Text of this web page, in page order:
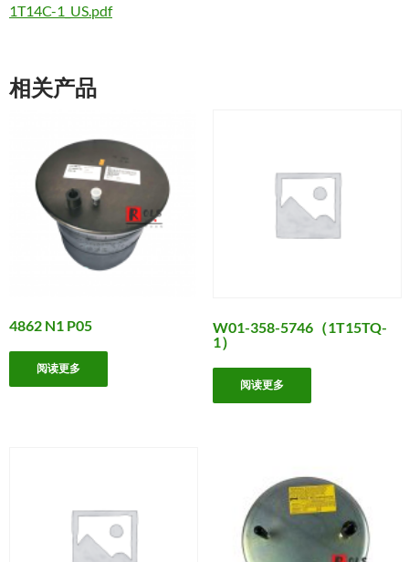
1T14C-1_US.pdf
相关产品
4862 N1 P05
阅读更多
W01-358-5746（1T15TQ-
1）
阅读更多